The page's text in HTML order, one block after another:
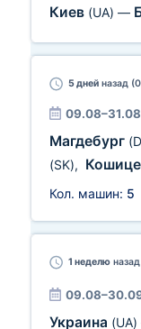
Киев (UA) —
5 дней назад
09.08–31.08
Магдебург
(SK), Кошице
Кол. машин: 5
1 неделю
Украина (UA)